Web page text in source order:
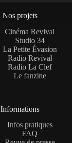
Nos projets
Cinéma Revival
Studio 34
La Petite Évasion
Radio Revival
Radio La Clef
Le fanzine
Informations
Infos pratiques
FAQ